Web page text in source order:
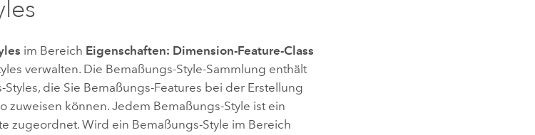
im Bereich Eigenschaften: Dimension-Feature-Class
verwalten. Die Bemaßungs-Style-Sammlung enthält
die Sie Bemaßungs-Features bei der Erstellung
zuweisen können. Jedem Bemaßungs-Style ist ein
zugeordnet. Wird ein Bemaßungs-Style im Bereich